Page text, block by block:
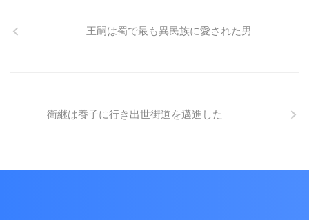
王嗣は蜀で最も異民族に愛された男
衛継は養子に行き出世街道を邁進した